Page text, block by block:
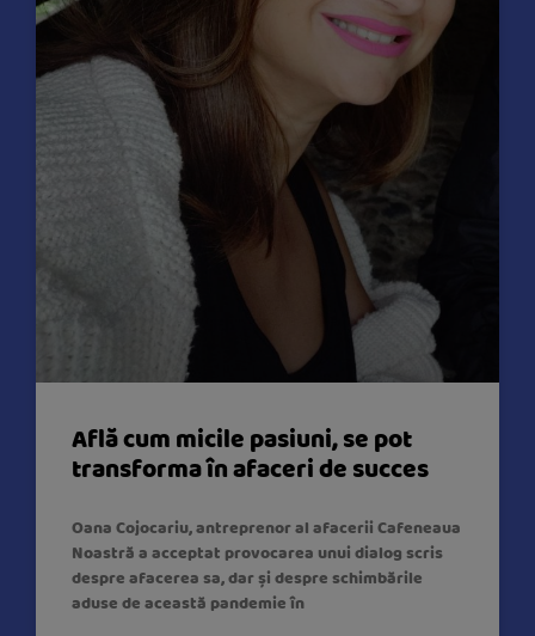
Află cum micile pasiuni, se pot
transforma în afaceri de succes
Oana Cojocariu, antreprenor al afacerii Cafeneaua
Noastră a acceptat provocarea unui dialog scris
despre afacerea sa, dar și despre schimbările
aduse de această pandemie în